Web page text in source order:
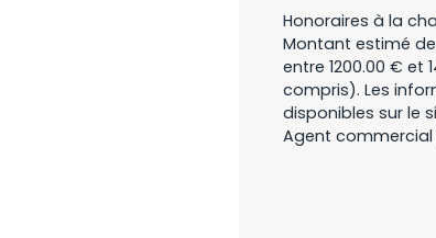
Honoraires à la
Montant estimé
entre 1200.00 € et
compris). Les
disponibles sur le
Agent commercial